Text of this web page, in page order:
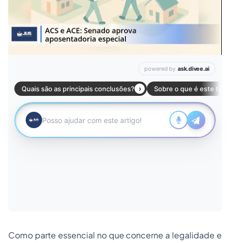
Como parte essencial no que concerne a legalidade e